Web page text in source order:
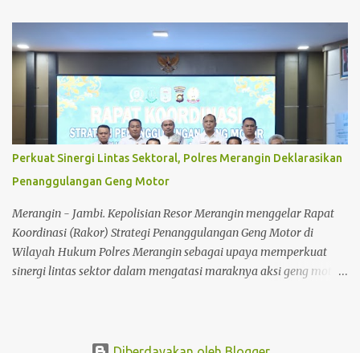
Merangin, Kapolres Merangin yang diwakili oleh Kabag Ops
Polres Merangin AKP Edi Bernawan, S.H.,S.Sos memimpin
pelaksanaan apel tersebut, dalam apel tersebut turut dihadiri
Kasat Intelkam Polres Merangin AKP I. B. Made Oka Wijaya, S.H,
Kapolsek Bangko IPTU Andri Sukam, S. Pd, Kapolsek Sungai
Manau IPTU Hari Septriya,S.H, Kabid pengendalian pencemaran
dan kerusakan lingkungan hidup Kab. Merangin Sdr. Sugiono, S.Si,
Camat Renah Pembarap, Para Perwira dan Bintara Polres
Merangin yang tersprint, Pesonel TNI Kodim 0420/Sarko, Personel
Sat Pol PP Kab. Merangin dan Tim Terpadu Kab. Merangin yang
berjumlah sekira 250 personil gabungan. Dalam arahann...
Perkuat Sinergi Lintas Sektoral, Polres Merangin Deklarasikan
Penanggulangan Geng Motor
Merangin - Jambi. Kepolisian Resor Merangin menggelar Rapat
Koordinasi (Rakor) Strategi Penanggulangan Geng Motor di
Wilayah Hukum Polres Merangin sebagai upaya memperkuat
sinergi lintas sektor dalam mengatasi maraknya aksi geng motor.
serta dihadiri Bupati Merangin, Dandim 0420 Sarko, Kajari